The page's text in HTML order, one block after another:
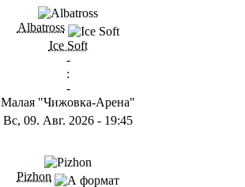
Albatross
Ice Soft
-
:
-
Малая "Чижовка-Арена"
Вс, 09. Авг. 2026 - 19:45
Pizhon